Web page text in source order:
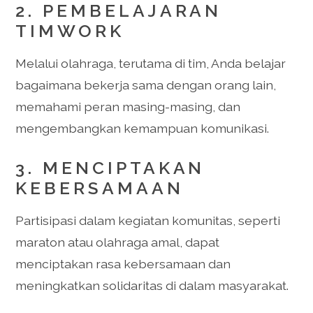
2. PEMBELAJARAN
TIMWORK
Melalui olahraga, terutama di tim, Anda belajar
bagaimana bekerja sama dengan orang lain,
memahami peran masing-masing, dan
mengembangkan kemampuan komunikasi.
3. MENCIPTAKAN
KEBERSAMAAN
Partisipasi dalam kegiatan komunitas, seperti
maraton atau olahraga amal, dapat
menciptakan rasa kebersamaan dan
meningkatkan solidaritas di dalam masyarakat.